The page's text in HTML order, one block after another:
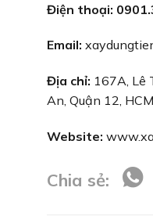
Điện thoại:
Email:
Địa chỉ: 167A, Lê
An, Quận 12, HCM
Website:
Chia sẻ: